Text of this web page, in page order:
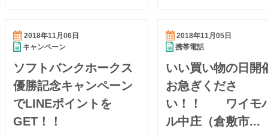
2018年11月06日
キャンペーン
ソフトバンクホークス
優勝記念キャンペーン
でLINEポイントを
GET！！
2018年11月05日
携帯電話
いい買い物の日開
お急ぎくださ
い！！ ワイモ
ル中庄（倉敷市...